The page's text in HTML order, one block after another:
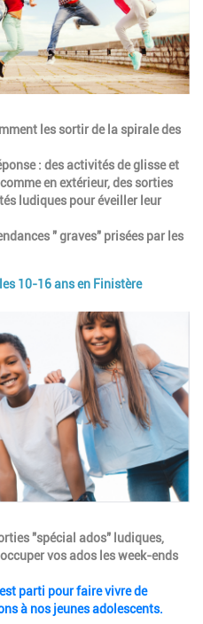
les sortir de la spirale des
: des activités de glisse et
en extérieur, des sorties
ludiques pour éveiller leur
" graves" prisées par les
10-16 ans en Finistère
"spécial ados" ludiques,
vos ados les week-ends
parti pour faire vivre de
à nos jeunes adolescents.